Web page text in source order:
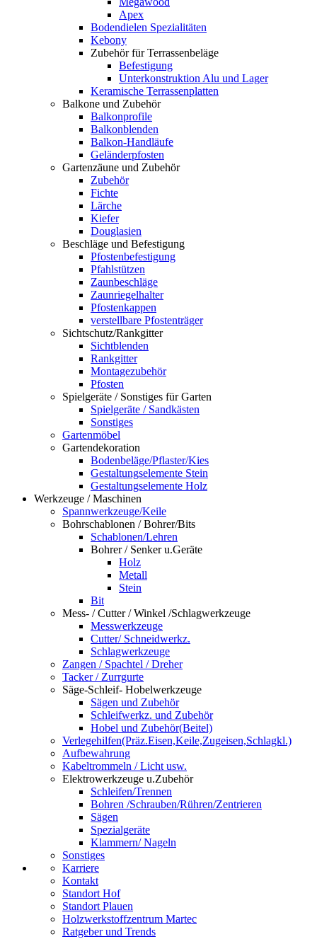
Apex
Bodendielen Spezialitäten
Kebony
Zubehör für Terrassenbeläge
Befestigung
Unterkonstruktion Alu und Lager
Keramische Terrassenplatten
Balkone und Zubehör
Balkonprofile
Balkonblenden
Balkon-Handläufe
Geländerpfosten
Gartenzäune und Zubehör
Zubehör
Fichte
Lärche
Kiefer
Douglasien
Beschläge und Befestigung
Pfostenbefestigung
Pfahlstützen
Zaunbeschläge
Zaunriegelhalter
Pfostenkappen
verstellbare Pfostenträger
Sichtschutz/Rankgitter
Sichtblenden
Rankgitter
Montagezubehör
Pfosten
Spielgeräte / Sonstiges für Garten
Spielgeräte / Sandkästen
Sonstiges
Gartenmöbel
Gartendekoration
Bodenbeläge/Pflaster/Kies
Gestaltungselemente Stein
Gestaltungselemente Holz
Werkzeuge / Maschinen
Spannwerkzeuge/Keile
Bohrschablonen / Bohrer/Bits
Schablonen/Lehren
Bohrer / Senker u.Geräte
Holz
Metall
Stein
Bit
Mess- / Cutter / Winkel /Schlagwerkzeuge
Messwerkzeuge
Cutter/ Schneidwerkz.
Schlagwerkzeuge
Zangen / Spachtel / Dreher
Tacker / Zurrgurte
Säge-Schleif- Hobelwerkzeuge
Sägen und Zubehör
Schleifwerkz. und Zubehör
Hobel und Zubehör(Beitel)
Verlegehilfen(Präz.Eisen,Keile,Zugeisen,Schlagkl.)
Aufbewahrung
Kabeltrommeln / Licht usw.
Elektrowerkzeuge u.Zubehör
Schleifen/Trennen
Bohren /Schrauben/Rühren/Zentrieren
Sägen
Spezialgeräte
Klammern/ Nageln
Sonstiges
Karriere
Kontakt
Standort Hof
Standort Plauen
Holzwerkstoffzentrum Martec
Ratgeber und Trends